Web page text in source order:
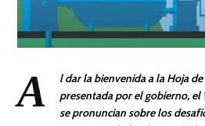
A
l dar la bienvenida a la Hoja
presentada por el gobierno,
se pronuncian sobre los